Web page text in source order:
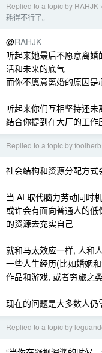
Replied to a topic by RAHJK ›
耗得不行了。
@RAHJK
听起来她最后不愿意离
活和未来的底气
而你不愿意离婚的原因
听起来你们互相坚持还
结合你提到在大厂的工
Replied to a topic by foolherb
社会结构和资源分配方
当 AI 取代脑力劳动同时
或许会有面向普通人的
的资源去充实自己
就和马太效应一样, 人和
一些人生经历(比如婚姻
作品和游戏, 或者穷旅之
现在的问题是大多数人
Replied to a topic by